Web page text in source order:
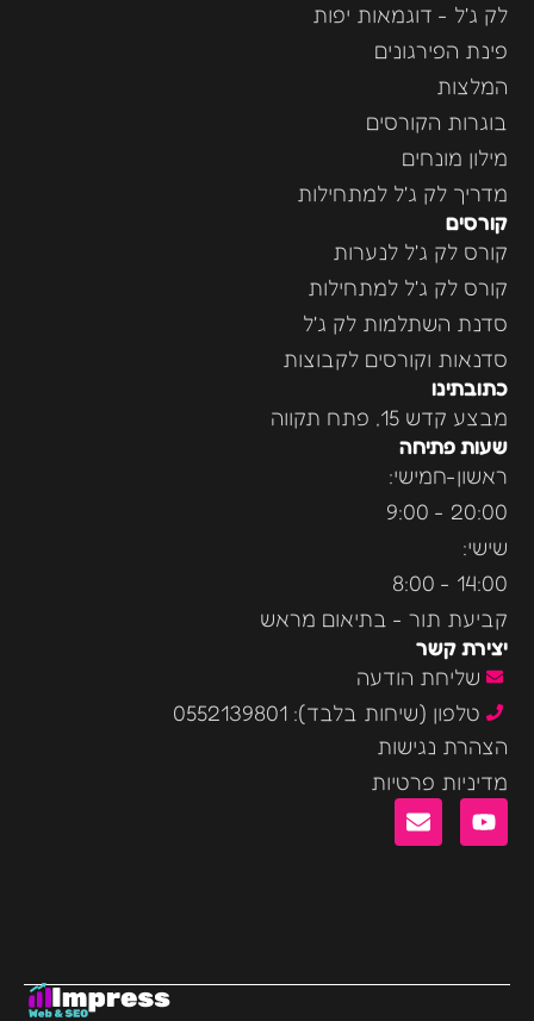
לק ג'ל - דוגמאות יפות
פינת הפירגונים
המלצות
בוגרות הקורסים
מילון מונחים
מדריך לק ג'ל למתחילות
קורסים
קורס לק ג'ל לנערות
קורס לק ג'ל למתחילות
סדנת השתלמות לק ג'ל
סדנאות וקורסים לקבוצות
כתובתינו
מבצע קדש 15, פתח תקווה
שעות פתיחה
ראשון-חמישי:
20:00 - 9:00
שישי:
14:00 - 8:00
קביעת תור - בתיאום מראש
יצירת קשר
שליחת הודעה
טלפון (שיחות בלבד): 0552139801
הצהרת נגישות
מדיניות פרטיות
Y
o
E
n